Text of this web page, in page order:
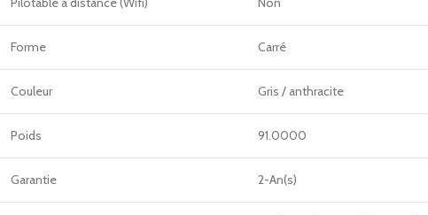
Forme Carré
Couleur Gris / anthracite
Poids 91.0000
Garantie 2-An(s)